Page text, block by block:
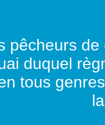
pêcheurs de
duquel
tous